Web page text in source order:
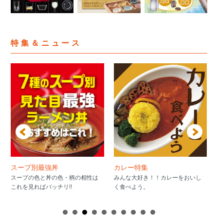
特集＆ニュース
スープ別最強丼
スープの色と丼の色・柄の相性は
これを見ればバッチリ!!
カレー特集
みんな大好き！！カレーをおいし
く食べよう。